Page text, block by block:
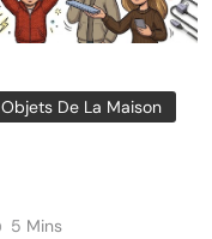
Objets De La Maison
5 Mins